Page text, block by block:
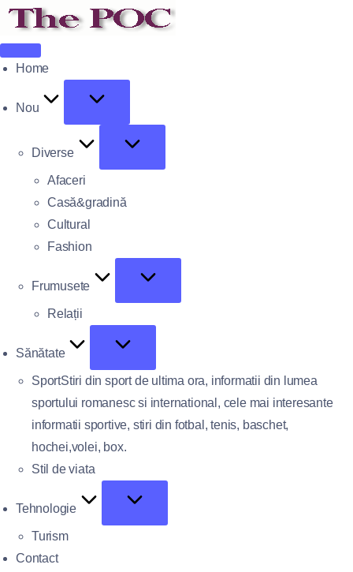
Home
Nou
Diverse
Afaceri
Casă&gradină
Cultural
Fashion
Frumusete
Relații
Sănătate
SportStiri din sport de ultima ora, informatii din lumea
sportului romanesc si international, cele mai interesante
informatii sportive, stiri din fotbal, tenis, baschet,
hochei,volei, box.
Stil de viata
Tehnologie
Turism
Contact